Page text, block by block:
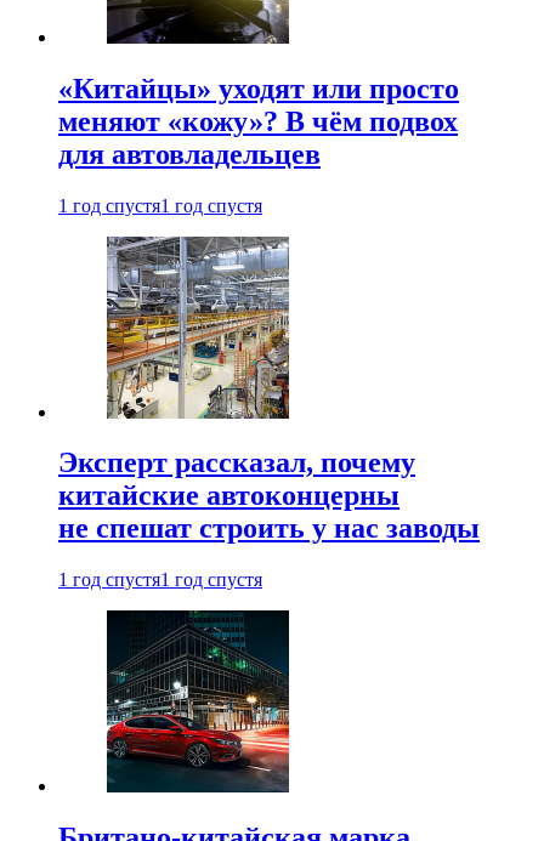
«Китайцы» уходят или просто
меняют «кожу»? В чём подвох
для автовладельцев
1 год спустя1 год спустя
Эксперт рассказал, почему
китайские автоконцерны
не спешат строить у нас заводы
1 год спустя1 год спустя